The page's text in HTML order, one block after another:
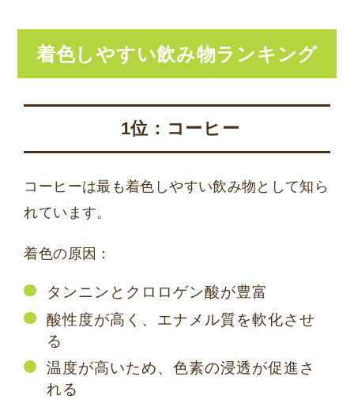
着色しやすい飲み物ランキング
1位：コーヒー
コーヒーは最も着色しやすい飲み物として知ら
れています。
着色の原因：
タンニンとクロロゲン酸が豊富
酸性度が高く、エナメル質を軟化させ
る
温度が高いため、色素の浸透が促進さ
れる